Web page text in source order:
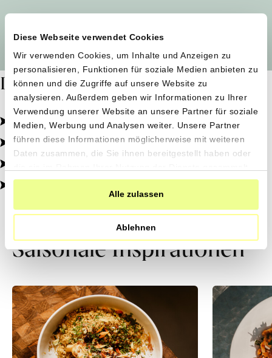
Diese Webseite verwendet Cookies
Wir verwenden Cookies, um Inhalte und Anzeigen zu
personalisieren, Funktionen für soziale Medien anbieten zu
können und die Zugriffe auf unsere Website zu
analysieren. Außerdem geben wir Informationen zu Ihrer
Verwendung unserer Website an unsere Partner für soziale
Medien, Werbung und Analysen weiter. Unsere Partner
führen diese Informationen möglicherweise mit weiteren
Daten zusammen, die Sie ihnen bereitgestellt haben oder
haben.
Alle zulassen
Ablehnen
Dafür stehen wir
Pestizidfrei angebaut, schonend verarbeitet.
Natürliche Zutaten, echter Geschmack.
Von kleinen Höfen, direkt zu dir.
100% transparent, 0% Zusatzstoffe.
Saisonale Inspirationen